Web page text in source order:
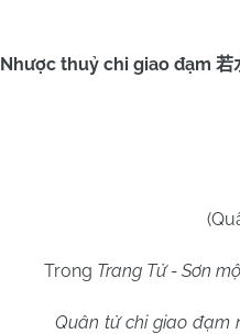
Nhược thuỷ chi giao đạm 若
Trong Trang Tử - Sơn
Quân tử chi giao đạm